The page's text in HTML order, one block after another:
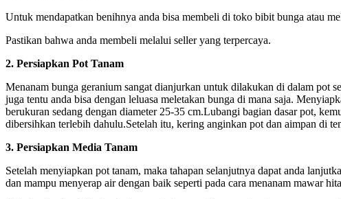
Untuk mendapatkan benihnya anda bisa membeli di toko bibit bunga atau
Pastikan bahwa anda membeli melalui seller yang terpercaya.
2. Persiapkan Pot Tanam
Menanam bunga geranium sangat dianjurkan untuk dilakukan di dalam pot
juga tentu anda bisa dengan leluasa meletakan bunga di mana saja.
berukuran sedang dengan diameter 25-35 cm.Lubangi bagian dasar pot,
dibersihkan terlebih dahulu.Setelah itu, kering anginkan pot dan aimpan di
3. Persiapkan Media Tanam
Setelah menyiapkan pot tanam, maka tahapan selanjutnya dapat anda
dan mampu menyerap air dengan baik seperti pada cara menanam mawar